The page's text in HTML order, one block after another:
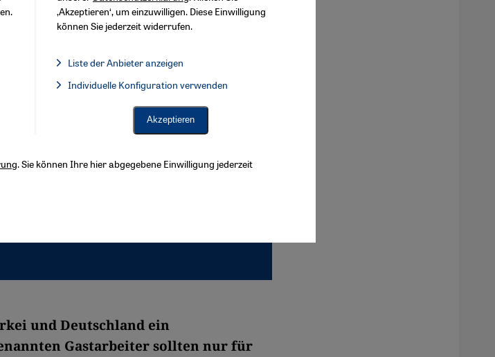
und Deutschland ein
Gastarbeiter sollten nur für
‚Akzeptieren‘, um einzuwilligen. Diese Einwilligung
können Sie jederzeit widerrufen.
Liste der Anbieter anzeigen
Facebook Embed / Facebook Connect, Google Maps Embed, Google Tag Manager, Instagram Embed,
Individuelle Konfiguration verwenden
Akzeptieren
. Sie können Ihre hier abgegebene Einwilligung jederzeit